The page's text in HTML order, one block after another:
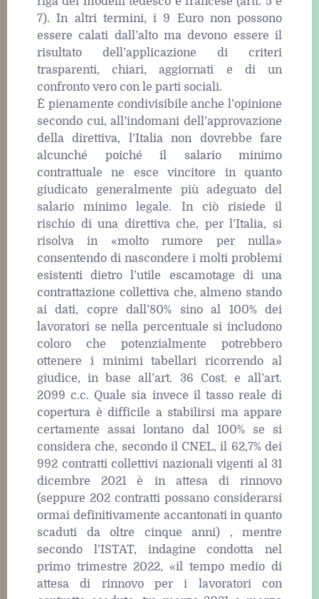
7). In altri termini, i 9 Euro non possono
essere calati dall’alto ma devono essere il
risultato dell’applicazione di criteri
trasparenti, chiari, aggiornati e di un
confronto vero con le parti sociali.
È pienamente condivisibile anche l’opinione
secondo cui, all’indomani dell’approvazione
della direttiva, l’Italia non dovrebbe fare
alcunché poiché il salario minimo
contrattuale ne esce vincitore in quanto
giudicato generalmente più adeguato del
salario minimo legale. In ciò risiede il
rischio di una direttiva che, per l’Italia, si
risolva in «molto rumore per nulla»
consentendo di nascondere i molti problemi
esistenti dietro l’utile escamotage di una
contrattazione collettiva che, almeno stando
ai dati, copre dall’80% sino al 100% dei
lavoratori se nella percentuale si includono
coloro che potenzialmente potrebbero
ottenere i minimi tabellari ricorrendo al
giudice, in base all’art. 36 Cost. e all’art.
2099 c.c. Quale sia invece il tasso reale di
copertura è difficile a stabilirsi ma appare
certamente assai lontano dal 100% se si
considera che, secondo il CNEL, il 62,7% dei
992 contratti collettivi nazionali vigenti al 31
dicembre 2021 è in attesa di rinnovo
(seppure 202 contratti possano considerarsi
ormai definitivamente accantonati in quanto
scaduti da oltre cinque anni) , mentre
secondo l’ISTAT, indagine condotta nel
primo trimestre 2022, «il tempo medio di
attesa di rinnovo per i lavoratori con